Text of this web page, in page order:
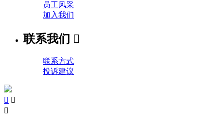
员工风采
加入我们
联系我们 
联系方式
投诉建议
 
